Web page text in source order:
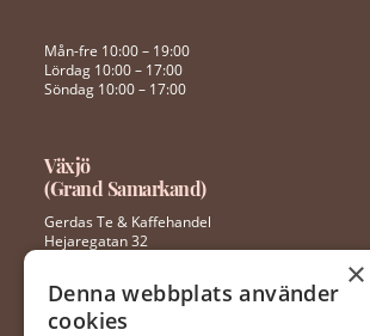
Mån-fre 10:00 – 19:00
Lördag 10:00 – 17:00
Söndag 10:00 – 17:00
Växjö
(Grand Samarkand)
Gerdas Te & Kaffehandel
Hejaregatan 32
0470 – 281 44
×
Denna webbplats använder
cookies